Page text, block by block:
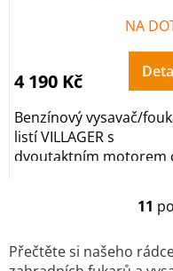
z
5
NA
4 190 Kč
Benzínový vysavač/
listí VILLAGER s
dvoutaktním motorem
11
Přečtěte si našeho